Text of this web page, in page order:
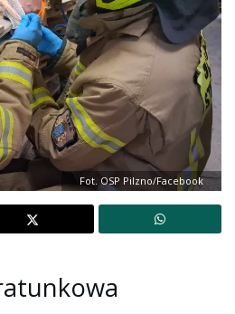
Fot. OSP Pilzno/Facebook